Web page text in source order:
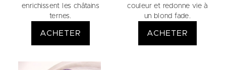
enrichissent les châtains
ternes.
ACHETER
couleur et redonne vie à
un blond fade.
ACHETER